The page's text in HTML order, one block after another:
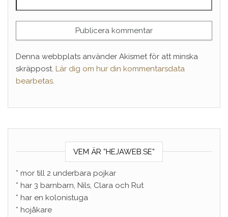
Denna webbplats använder Akismet för att minska
skräppost. Lär dig om hur din kommentarsdata
bearbetas.
VEM ÄR ”HEJAWEB.SE”
* mor till 2 underbara pojkar
* har 3 barnbarn, Nils, Clara och Rut
* har en kolonistuga
* hojåkare